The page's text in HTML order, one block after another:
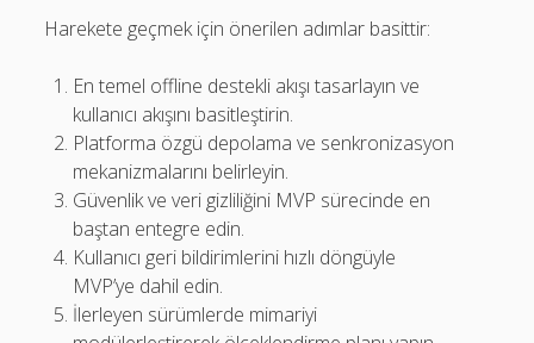
Harekete geçmek için önerilen adımlar basittir:
En temel offline destekli akışı tasarlayın ve
kullanıcı akışını basitleştirin.
Platforma özgü depolama ve senkronizasyon
mekanizmalarını belirleyin.
Güvenlik ve veri gizliliğini MVP sürecinde en
baştan entegre edin.
Kullanıcı geri bildirimlerini hızlı döngüyle
MVP’ye dahil edin.
İlerleyen sürümlerde mimariyi